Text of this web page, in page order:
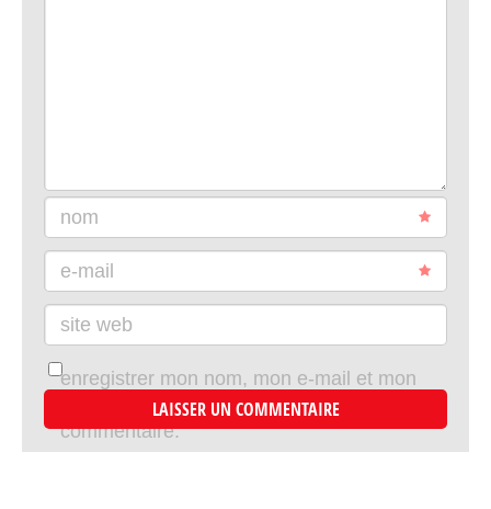
nom
e-mail
site web
enregistrer mon nom, mon e-mail et mon
site dans le navigateur pour mon prochain
commentaire.